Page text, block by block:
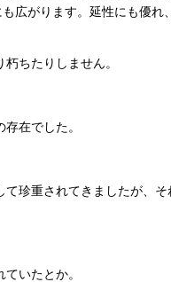
広がります。延性にも優れ
ちたりしません。
在でした。
珍重されてきましたが、そ
いたとか。